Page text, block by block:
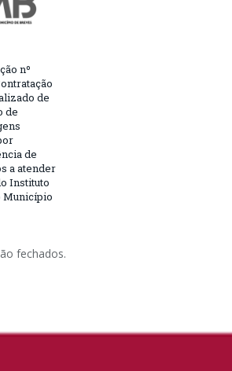
nº
de
de
de
a atender
Instituto
Município
fechados.